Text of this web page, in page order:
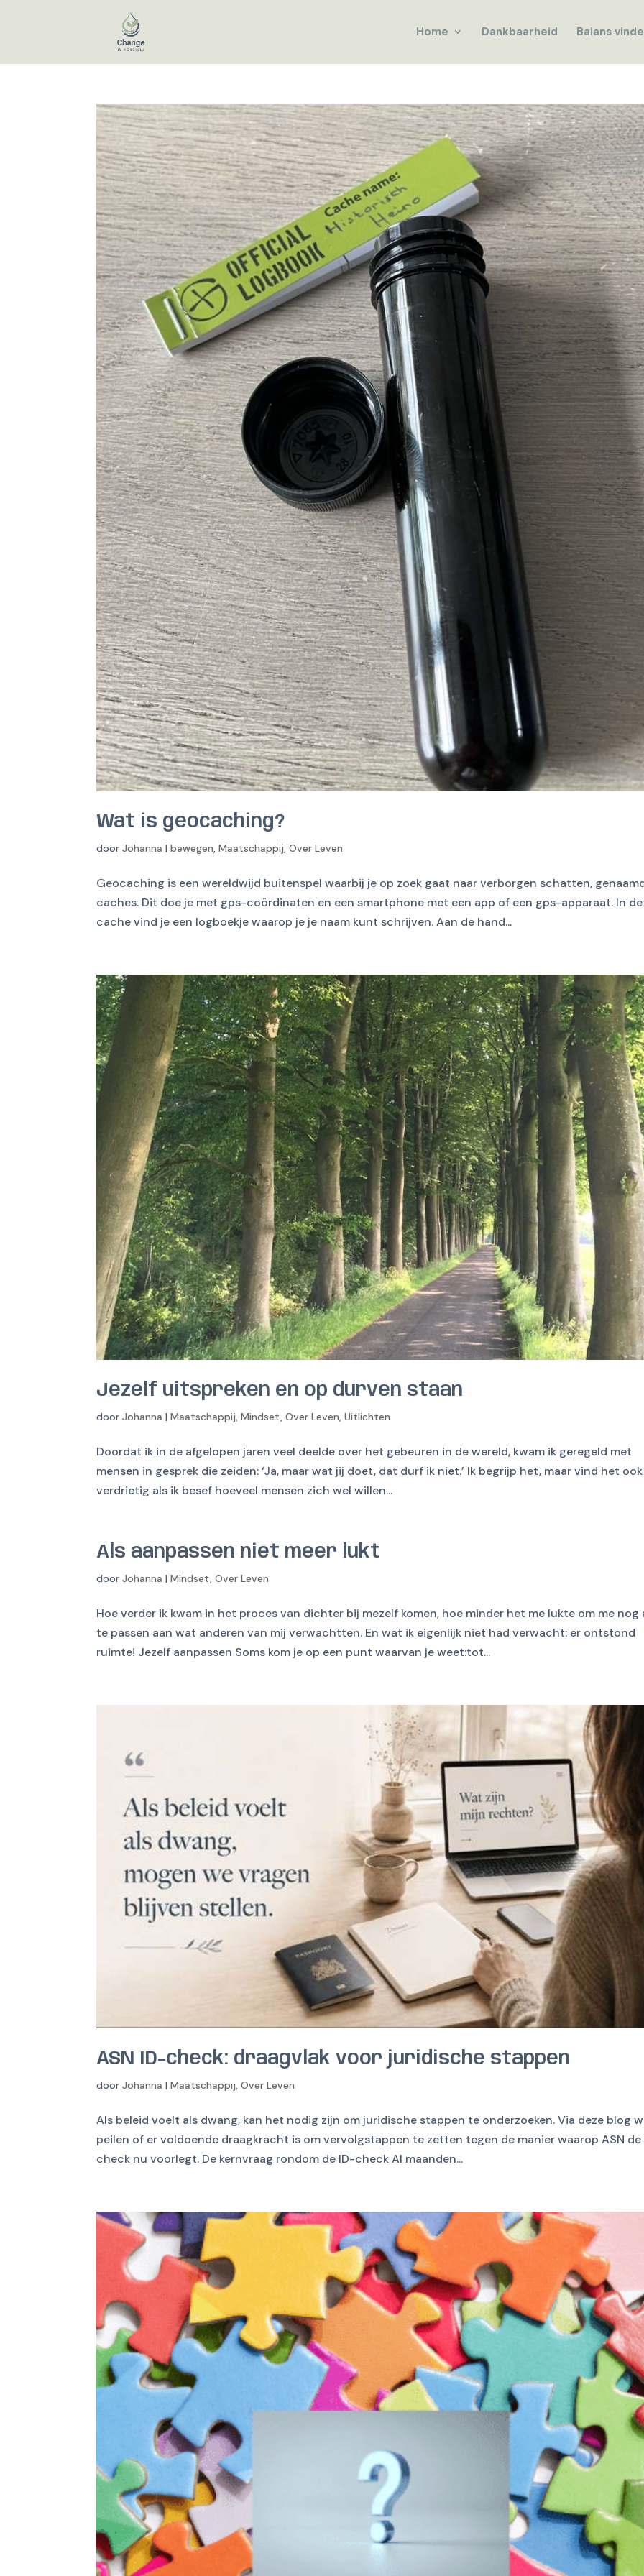
Home Dankbaarheid Balans
Wat is geocaching?
doorJohanna |bewegen ,Maatschappij ,Over Leven
Geocaching is een wereldwijd buitenspel waarbij je op zoek gaat naar verborgen schatten,
caches. Dit doe je met gps-coördinaten en een smartphone met een app of een gps-apparaat. In de
cache vind je een logboekje waarop je je naam kunt schrijven. Aan de hand...
Jezelf uitspreken en op durven staan
doorJohanna |Maatschappij,Mindset,Over Leven,Uitlichten
Doordat ik in de afgelopen jaren veel deelde over het gebeuren in de wereld, kwam ik geregeld met
mensen in gesprek die zeiden: ‘Ja, maar wat jij doet, dat durf ik niet.’ Ik begrijp het, maar vind het ook
verdrietig als ik besef hoeveel mensen zich wel willen...
Als aanpassen niet meer lukt
doorJohanna |Mindset,Over Leven
Hoe verder ik kwam in het proces van dichter bij mezelf komen, hoe minder het me lukte om me nog
te passen aan wat anderen van mij verwachtten. En wat ik eigenlijk niet had verwacht: er ontstond
ruimte! Jezelf aanpassen Soms kom je op een punt waarvan je weet:tot...
ASN ID-check: draagvlak voor juridische stappen
doorJohanna |Maatschappij,Over Leven
Als beleid voelt als dwang, kan het nodig zijn om juridische stappen te onderzoeken. Via deze blog
peilen of er voldoende draagkracht is om vervolgstappen te zetten tegen de manier waarop ASN de
check nu voorlegt. De kernvraag rondom de ID-check Al maanden...